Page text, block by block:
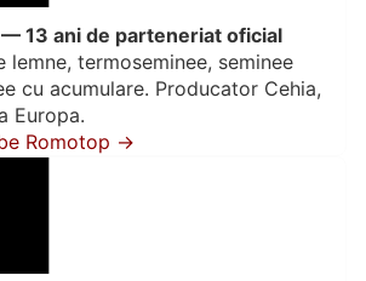
13 ani de parteneriat oficial
lemne, termoseminee, seminee
cu acumulare. Producator Cehia,
Europa.
Romotop →